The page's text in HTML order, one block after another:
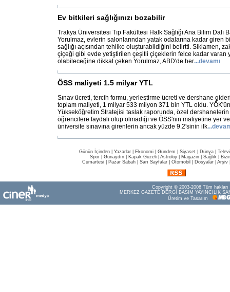
Ev bitkileri sağlığınızı bozabilir
Trakya Üniversitesi Tıp Fakültesi Halk Sağlığı Ana Bilim Dalı
Yorulmaz, evlerin salonlarından yatak odalarına kadar giren
sağlığı açısından tehlike oluşturabildiğini belirtti. Siklamen,
çiçeği gibi evde yetiştirilen çeşitli çiçeklerin felce kadar varan
olabileceğine dikkat çeken Yorulmaz, ABD'de her...devamı
ÖSS maliyeti 1.5 milyar YTL
Sınav ücreti, tercih formu, yerleştirme ücreti ve dershane
toplam maliyeti, 1 milyar 533 milyon 371 bin YTL oldu. YÖK'ün
Yükseköğretim Stratejisi taslak raporunda, özel
öğrencilere faydalı olup olmadığı ve ÖSS'nin maliyetine yer
üniversite sınavına girenlerin ancak yüzde 9.2'sinin ilk...
Günün İçinden Yazarlar Ekonomi Gündem Siyaset Dünya |
Spor
Günaydın Kapak Güzeli Astroloji Magazin Sağlık
Cumartesi
Pazar Sabah Sarı Sayfalar Otomobil Dosyalar Arşiv
Copyright © 2003-2006 Tüm hakları
MERKEZ GAZETE DERGİ BASIM YAYINCILIK
Üretim ve Tasarım